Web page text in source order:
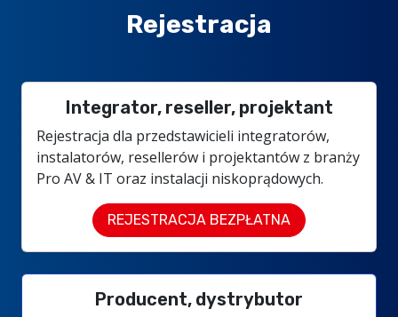
Rejestracja
Integrator, reseller, projektant
Rejestracja dla przedstawicieli integratorów,
instalatorów, resellerów i projektantów z branży
Pro AV & IT oraz instalacji niskoprądowych.
REJESTRACJA BEZPŁATNA
Producent, dystrybutor